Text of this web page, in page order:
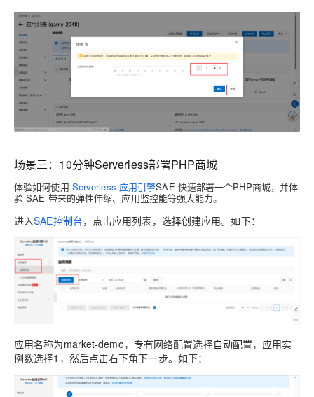
场景三：10分钟Serverless部署PHP商城
体验如何使用 Serverless 应用引擎SAE 快速部署一个PHP商城，并体
验 SAE 带来的弹性伸缩、应用监控能等强大能力。
进入SAE控制台，点击应用列表，选择创建应用。如下：
应用名称为market-demo，专有网络配置选择自动配置，应用实
例数选择1 ，然后点击右下角下一步。如下：